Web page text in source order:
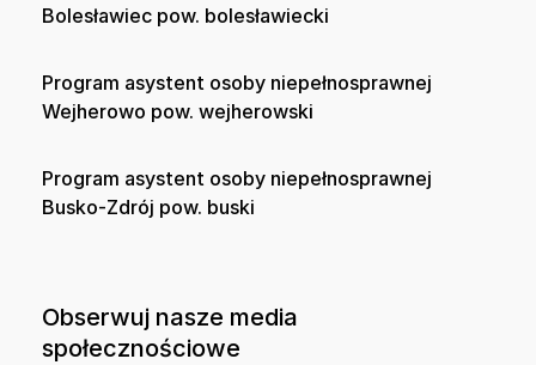
Bolesławiec pow. bolesławiecki
Program asystent osoby niepełnosprawnej
Wejherowo pow. wejherowski
Program asystent osoby niepełnosprawnej
Busko-Zdrój pow. buski
Obserwuj nasze media
społecznościowe